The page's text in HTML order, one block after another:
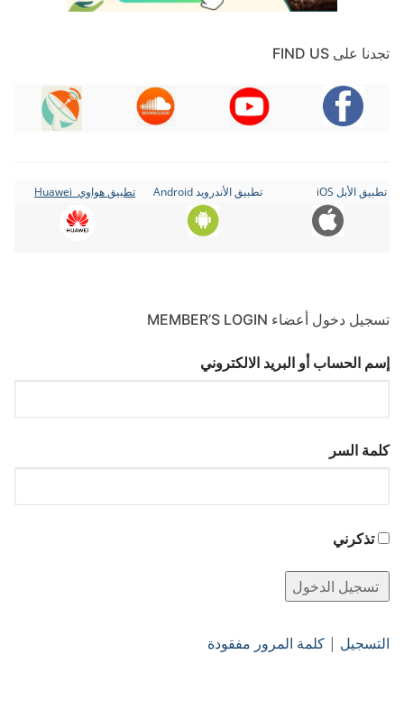
تجدنا على FIND US
تطبيق الأبل iOS تطبيق الأندرويد Android تطبيق هواوي Huawei
تسجيل دخول أعضاء MEMBER’S LOGIN
إسم الحساب أو البريد الالكتروني
كلمة السر
تذكرني
التسجيل | كلمة المرور مفقودة